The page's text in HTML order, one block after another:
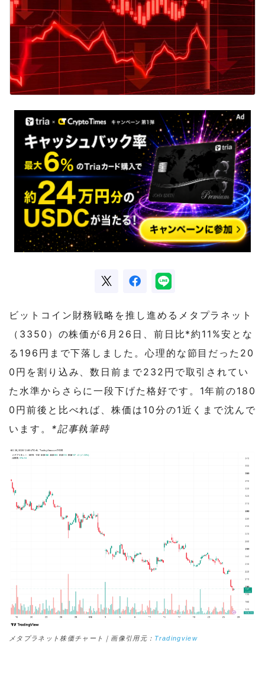
ビットコイン財務戦略を推し進めるメタプラネット
（3350）の株価が6月26日、前日比*約11%安とな
る196円まで下落しました。心理的な節目だった20
0円を割り込み、数日前まで232円で取引されてい
た水準からさらに一段下げた格好です。1年前の180
0円前後と比べれば、株価は10分の1近くまで沈んで
います。 *記事執筆時
メタプラネット株価チャート｜画像引用元： Tradingview